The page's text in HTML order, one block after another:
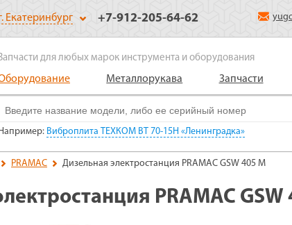
Екатеринбург +7-912-205-64-62
для любых марок инструмента и оборудования
Металлорукава Запчасти
Виброплита ТЕХКОМ ВТ 70-15H «Ленинградка»
PRAMAC Дизельная электростанция PRAMAC GSW 405 M
PRAMAC GSW